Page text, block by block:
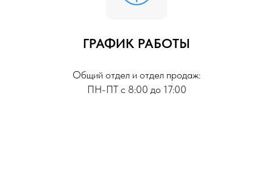
ГРАФИК РАБОТЫ
Общий отдел и отдел продаж:
ПН-ПТ с 8:00 до 17:00